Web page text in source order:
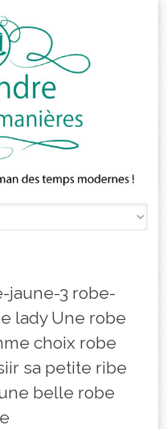
jaune-3 robe-
lady Une robe
choix robe
sa petite ribe
belle robe